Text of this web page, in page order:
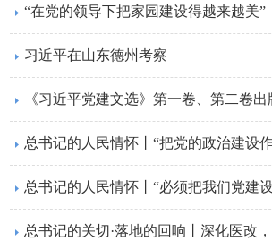
“在党的领导下把家园建设得越来越
习近平在山东德州考察
《习近平党建文选》第一卷、第二卷出
总书记的人民情怀丨“把党的政治建设
总书记的人民情怀丨“必须把我们党建
总书记的关切·落地的回响丨深化医改